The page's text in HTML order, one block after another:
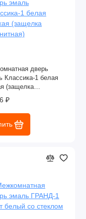
дверь
Классика-1 белая
(защелка
₽